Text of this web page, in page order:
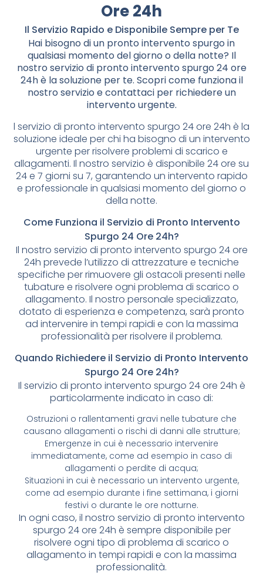
Ore 24h
Il Servizio Rapido e Disponibile Sempre per Te
Hai bisogno di un pronto intervento spurgo in
qualsiasi momento del giorno o della notte? Il
nostro servizio di pronto intervento spurgo 24 ore
24h è la soluzione per te. Scopri come funziona il
nostro servizio e contattaci per richiedere un
intervento urgente.
l servizio di pronto intervento spurgo 24 ore 24h è la
soluzione ideale per chi ha bisogno di un intervento
urgente per risolvere problemi di scarico e
allagamenti. Il nostro servizio è disponibile 24 ore su
24 e 7 giorni su 7, garantendo un intervento rapido
e professionale in qualsiasi momento del giorno o
della notte.
Come Funziona il Servizio di Pronto Intervento
Spurgo 24 Ore 24h?
Il nostro servizio di pronto intervento spurgo 24 ore
24h prevede l’utilizzo di attrezzature e tecniche
specifiche per rimuovere gli ostacoli presenti nelle
tubature e risolvere ogni problema di scarico o
allagamento. Il nostro personale specializzato,
dotato di esperienza e competenza, sarà pronto
ad intervenire in tempi rapidi e con la massima
professionalità per risolvere il problema.
Quando Richiedere il Servizio di Pronto Intervento
Spurgo 24 Ore 24h?
Il servizio di pronto intervento spurgo 24 ore 24h è
particolarmente indicato in caso di:
Ostruzioni o rallentamenti gravi nelle tubature che
causano allagamenti o rischi di danni alle strutture;
Emergenze in cui è necessario intervenire
immediatamente, come ad esempio in caso di
allagamenti o perdite di acqua;
Situazioni in cui è necessario un intervento urgente,
come ad esempio durante i fine settimana, i giorni
festivi o durante le ore notturne.
In ogni caso, il nostro servizio di pronto intervento
spurgo 24 ore 24h è sempre disponibile per
risolvere ogni tipo di problema di scarico o
allagamento in tempi rapidi e con la massima
professionalità.